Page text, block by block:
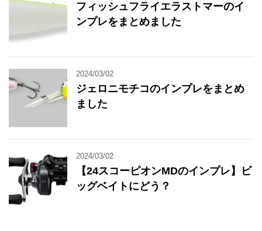
フィッシュフライエラストマーのイ
ンプレをまとめました
2024/03/02
ジェロニモチコのインプレをまとめ
ました
2024/03/02
【24スコーピオンMDのインプレ】ビ
ッグベイトにどう？